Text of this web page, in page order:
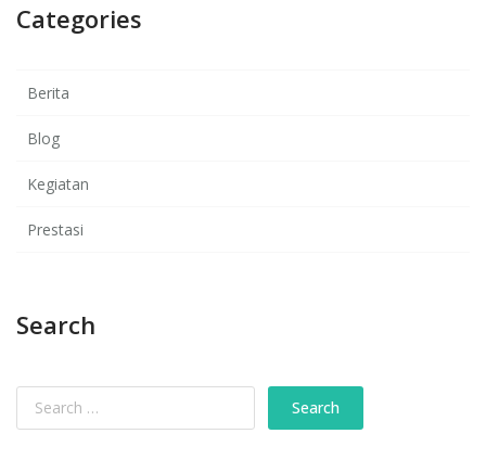
Categories
Berita
Blog
Kegiatan
Prestasi
Search